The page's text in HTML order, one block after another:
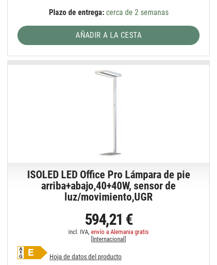
Plazo de entrega:cerca de 2 semanas
AÑADIR A LA CESTA
ISOLED LED Office Pro Lámpara de pie
arriba+abajo,40+40W, sensor de
luz/movimiento,UGR
594,21 €
incl. IVA,envío a Alemania gratis
Internacional
Hoja de datos del producto